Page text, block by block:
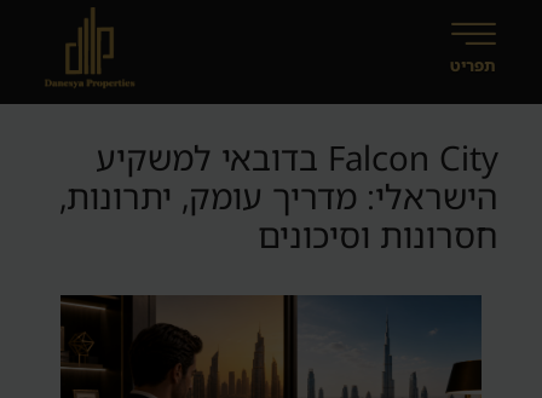
Falcon City בדובאי למשקיע
הישראלי: מדריך עומק, יתרונות,
חסרונות וסיכונים